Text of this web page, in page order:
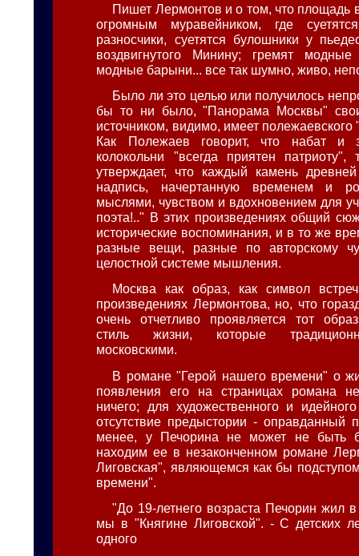
Пишет Лермонтов и о том, что площадь
огромным муравейником, где
разносчики, суетятся булошники у
воздвигнутого Минину; гремят модные
модные барыни... все так шумно, живо,
Было ли это целью или получилось
бы то ни было, "Панорама Москвы"
источником, видимо, имеет полежаевского
Как Полежаев говорит, что набат и
колокольни "всегда приятен
утверждает, что каждый камень
надпись, начертанную временем и
мыслями, чувством и вдохновением для
поэта!.." В этих произведениях общий
исторические воспоминания, и в то же
разные вещи, разные по авторскому
целостной системе мышления.
Москва как образ, как символ
произведениях Лермонтова, но, что
очень отчетливо проявляется тот
стиль жизни, которые
московскими.
В романе "Герой нашего времени" о
появления его на страницах романа
ничего; для художественного и
отсутствие предыстории - оправданный
менее, у Печорина не может не быть
находим ее в незаконченном романе
Лиговская", являющемся как бы
времени".
"До 19-летнего возраста Печорин жил
мы в "Княгине Лиговской". - С детских
одного